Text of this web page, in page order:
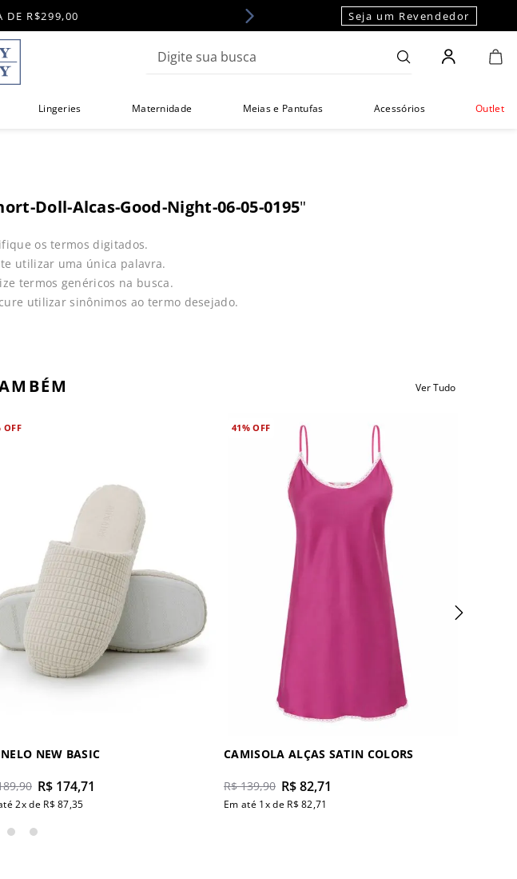
DE R$299,00 Seja um Revendedor
Lingeries Maternidade Meias e Pantufas Acessórios Outlet
Doll-Alcas-Good-Night-06-05-0195"
os termos digitados.
utilizar uma única palavra.
termos genéricos na busca.
utilizar sinônimos ao termo desejado.
Ver Tudo
OFF
NEW BASIC
,90 R$ 174,71
2x de R$ 87,35
41%OFF
CAMISOLA ALÇAS SATIN COLORS
R$ 139,90 R$82,71
Em até 1x de R$ 82,71